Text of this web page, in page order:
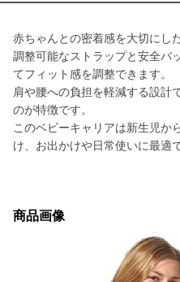
赤ちゃんとの密着感を大切にし
調整可能なストラップと安全バ
てフィット感を調整できます。
肩や腰への負担を軽減する設計
のが特徴です。
このベビーキャリアは新生児か
け、お出かけや日常使いに最適で
商品画像